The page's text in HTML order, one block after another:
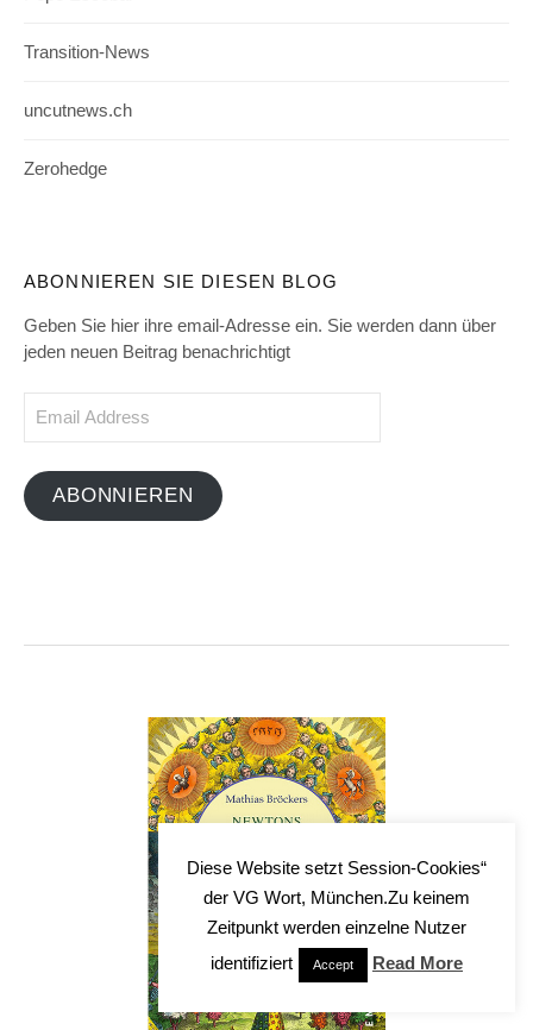
Transition-News
uncutnews.ch
Zerohedge
ABONNIEREN SIE DIESEN BLOG
Geben Sie hier ihre email-Adresse ein. Sie werden dann über
jeden neuen Beitrag benachrichtigt
ABONNIEREN
Diese Website setzt Session-Cookies“
der VG Wort, München.Zu keinem
Zeitpunkt werden einzelne Nutzer
identifiziert
Accept Read More